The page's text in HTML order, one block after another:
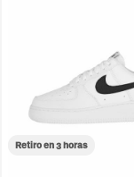
Retiro en 3 horas